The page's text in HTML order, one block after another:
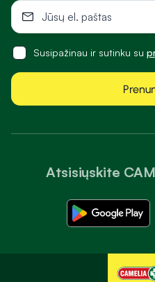
Atsisiųskite
Susipažinau ir sutinku su